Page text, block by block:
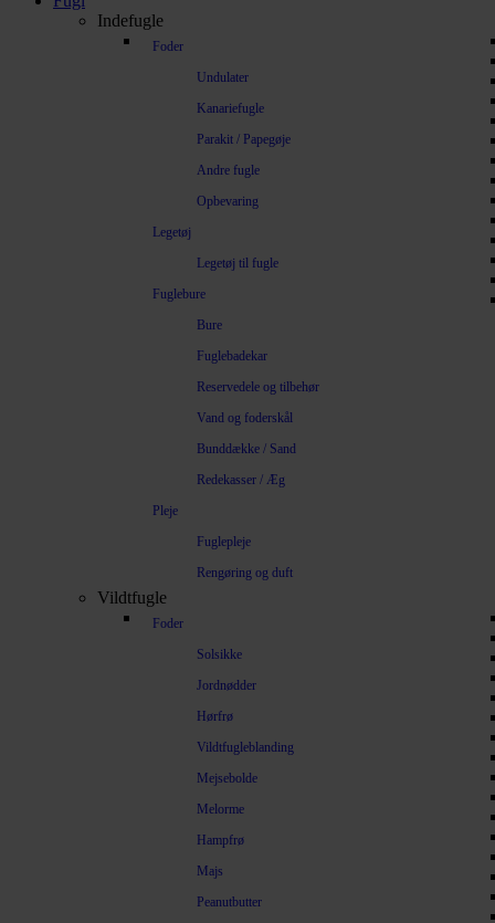
Indefugle
Foder
Undulater
Kanariefugle
Parakit / Papegøje
Andre fugle
Opbevaring
Legetøj
Legetøj til fugle
Fuglebure
Bure
Fuglebadekar
Reservedele og tilbehør
Vand og foderskål
Bunddække / Sand
Redekasser / Æg
Pleje
Fuglepleje
Rengøring og duft
Vildtfugle
Foder
Solsikke
Jordnødder
Hørfrø
Vildtfugleblanding
Mejsebolde
Melorme
Hampfrø
Majs
Peanutbutter